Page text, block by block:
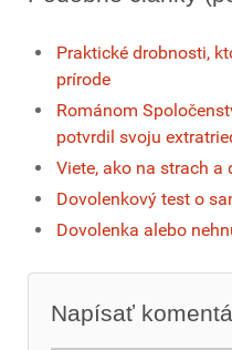
Praktické drobnosti,
prírode
Románom
potvrdil svoju
Viete, ako na strach a
Dovolenkový test o
Dovolenka alebo
Napísať